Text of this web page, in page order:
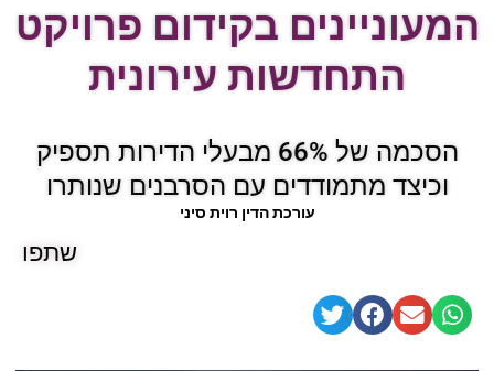
המעוניינים בקידום פרויקט
התחדשות עירונית
הסכמה של 66% מבעלי הדירות תספיק
וכיצד מתמודדים עם הסרבנים שנותרו
עורכת הדין רוית סיני
שתפו